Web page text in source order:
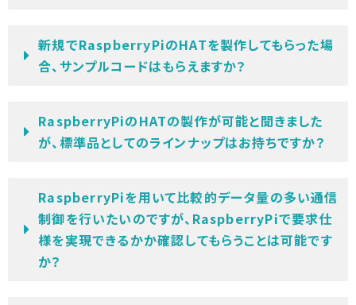
新規でRaspberryPiのHATを製作してもらった場
合、サンプルコードはもらえますか？
RaspberryPiのHATの製作が可能と聞きました
が、標準品としてのラインナップはお持ちですか？
RaspberryPiを用いて比較的データ量の多い通信
制御を行いたいのですが、RaspberryPiで要求仕
様を実現できるかか確認してもらうことは可能です
か？